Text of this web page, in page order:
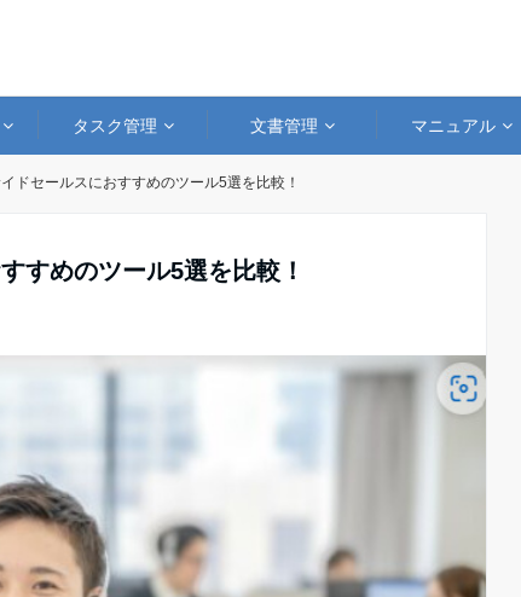
タスク管理 文書管理 マニュアル
ドセールスにおすすめのツール5選を比較！
すめのツール5選を比較！